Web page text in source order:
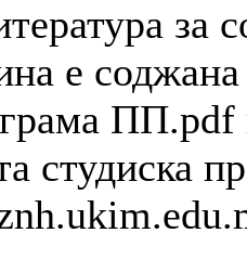
за
е
студиска